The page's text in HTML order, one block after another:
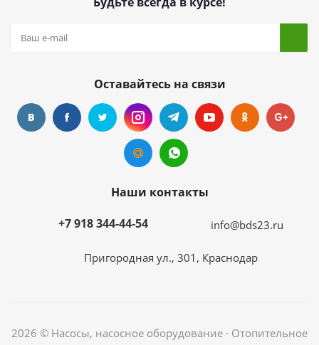
Оставайтесь на связи
Наши контакты
+7 918 344-44-54
info@bds23.ru
Пригородная ул., 301, Краснодар
2026 © Насосы, насосное оборудование ∙ Отопительное